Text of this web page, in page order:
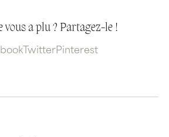
vous a plu ? Partagez-le !
TwitterPinterest